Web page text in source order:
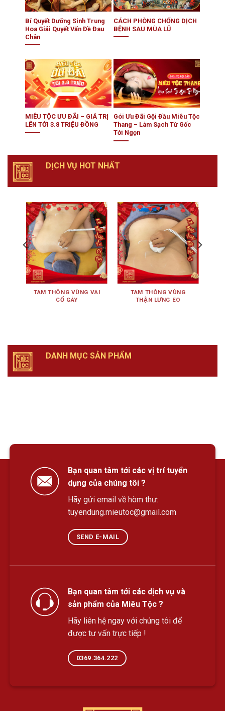
Bí Quyết Dưỡng Sinh Trung
Hoa Giải Quyết Vấn Đề Đau
Chân
CÁCH PHÒNG CHỐNG DỊCH
BỆNH SAU MÙA LŨ
MIÊU TỘC ƯU ĐÃI – GIÁ TRỊ
LÊN TỚI 3.8 TRIỆU ĐỒNG
Gói Ưu Đãi Gội Đầu Miêu Tộc
Thang – Làm Sạch Từ Gốc
Tới Ngọn
DỊCH VỤ HOT NHẤT
TAM THÔNG VÙNG VAI
CỔ GÁY
TAM THÔNG VÙNG
THẬN LƯNG EO
DANH MỤC SẢN PHẨM
Bạn quan tâm tới các vị trí tuyển
dụng của chúng tôi ?
Hãy gửi email về hòm thư:
tuyendung.mieutoc@gmail.com
SEND E-MAIL
Bạn quan tâm tới các dịch vụ và
sản phẩm của Miêu Tộc ?
Hãy liên hệ ngay với chúng tôi để
được tư vấn trực tiếp !
0369.364.222